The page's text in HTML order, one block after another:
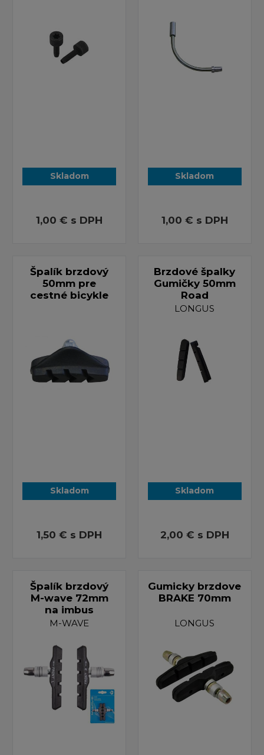
Skladom
1,00 € s DPH
Skladom
1,00 € s DPH
Špalík brzdový
50mm pre
cestné bicykle
Skladom
1,50 € s DPH
Brzdové špalky
Gumičky 50mm
Road
LONGUS
Skladom
2,00 € s DPH
Špalík brzdový
M-wave 72mm
na imbus
M-WAVE
Gumicky brzdove
BRAKE 70mm
LONGUS